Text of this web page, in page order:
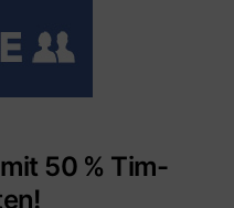
50 % Tim-